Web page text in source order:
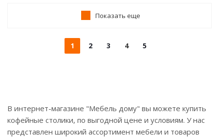
Показать еще
1 2 3 4 5
В интернет-магазине "Мебель дому" вы можете купить
кофейные столики, по выгодной цене и условиям. У нас
представлен широкий ассортимент мебели и товаров